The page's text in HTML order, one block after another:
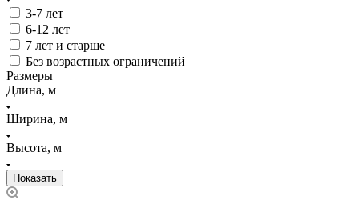
3-7 лет
6-12 лет
7 лет и старше
Без возрастных ограничений
Размеры
Длина, м
Ширина, м
Высота, м